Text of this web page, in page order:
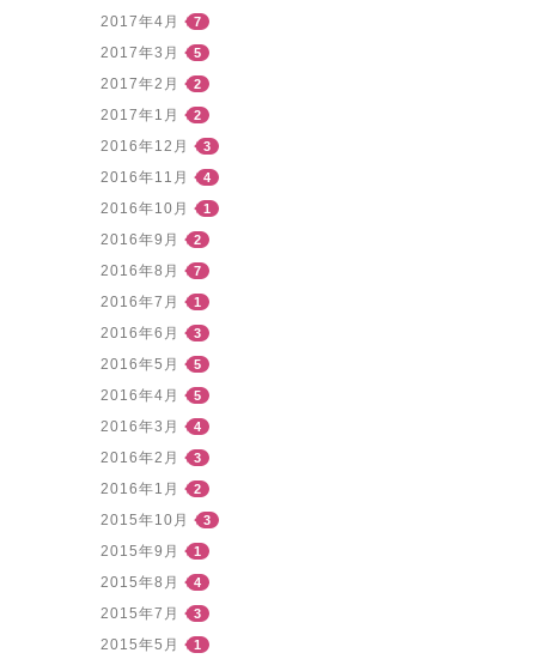
2017年4月 7
2017年3月 5
2017年2月 2
2017年1月 2
2016年12月 3
2016年11月 4
2016年10月 1
2016年9月 2
2016年8月 7
2016年7月 1
2016年6月 3
2016年5月 5
2016年4月 5
2016年3月 4
2016年2月 3
2016年1月 2
2015年10月 3
2015年9月 1
2015年8月 4
2015年7月 3
2015年5月 1